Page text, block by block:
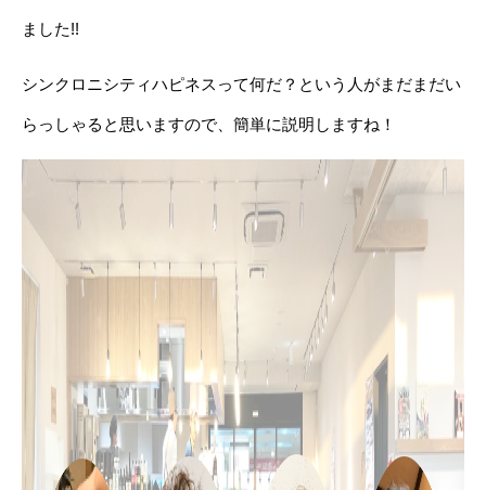
ました!!
シンクロニシティハピネスって何だ？という人がまだまだい
らっしゃると思いますので、簡単に説明しますね！